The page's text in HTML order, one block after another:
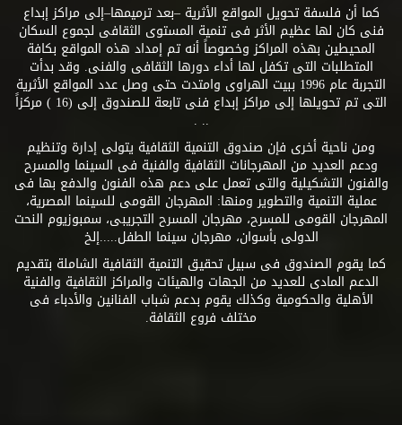
كما أن فلسفة تحويل المواقع الأثرية –بعد ترميمها–إلى مراكز إبداع
فنى كان لها عظيم الأثر فى تنمية المستوى الثقافى لجموع السكان
المحيطين بهذه المراكز وخصوصاً أنه تم إمداد هذه المواقع بكافة
المتطلبات التى تكفل لها أداء دورها الثقافى والفنى. وقد بدأت
التجربة عام 1996 ببيت الهراوى وامتدت حتى وصل عدد المواقع الأثرية
التى تم تحويلها إلى مراكز إبداع فنى تابعة للصندوق إلى (16 ) مركزاً
.. .
ومن ناحية أخرى فإن صندوق التنمية الثقافية يتولى إدارة وتنظيم
ودعم العديد من المهرجانات الثقافية والفنية فى السينما والمسرح
والفنون التشكيلية والتى تعمل على دعم هذه الفنون والدفع بها فى
عملية التنمية والتطوير ومنها: المهرجان القومى للسينما المصرية،
المهرجان القومى للمسرح، مهرجان المسرح التجريبى، سمبوزيوم النحت
الدولى بأسوان، مهرجان سينما الطفل.....إلخ
كما يقوم الصندوق فى سبيل تحقيق التنمية الثقافية الشاملة بتقديم
الدعم المادى للعديد من الجهات والهيئات والمراكز الثقافية والفنية
الأهلية والحكومية وكذلك يقوم بدعم شباب الفنانين والأدباء فى
مختلف فروع الثقافة.